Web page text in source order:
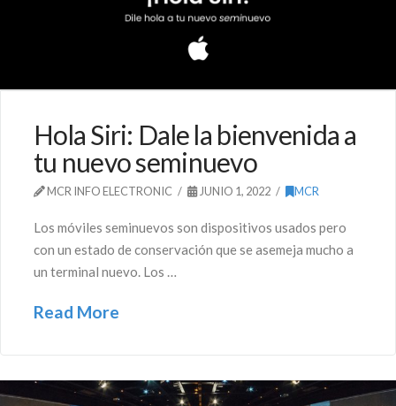
Hola Siri: Dale la bienvenida a
tu nuevo seminuevo
MCR INFO ELECTRONIC JUNIO 1, 2022 MCR
Los móviles seminuevos son dispositivos usados pero
con un estado de conservación que se asemeja mucho a
un terminal nuevo. Los …
Read More